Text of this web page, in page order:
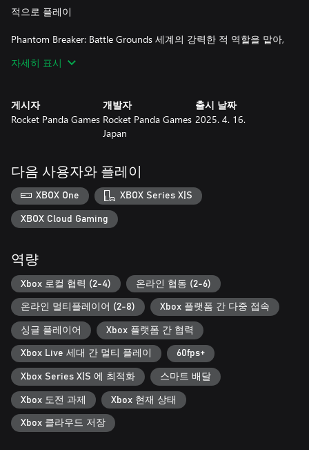
적으로 플레이
Phantom Breaker: Battle Grounds 세계의 강력한 적 역할을 맡아,
에서 싸우세요.
플레이어는 여성 J-록 밴드 The Phantom Breakers가 작곡한 새로
자세히 표시
게시자
Rocket Panda Games
개발자
Rocket Panda Games
Japan
출시 날짜
2025. 4. 16.
다음 사용자와 플레이
XBOX One XBOX Series X|S
XBOX Cloud Gaming
역량
Xbox 로컬 협력 (2-4) 온라인 협동 (2-6)
온라인 멀티플레이어 (2-8) Xbox 플랫폼 간 다중 접속
싱글 플레이어 Xbox 플랫폼 간 협력
Xbox Live 세대 간 멀티 플레이 60fps+
Xbox Series X|S 에 최적화 스마트 배달
Xbox 도전 과제 Xbox 현재 상태
Xbox 클라우드 저장